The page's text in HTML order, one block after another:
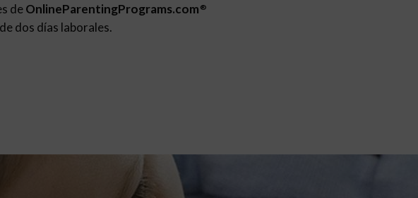
deOnlineParentingPrograms.com ®
dos días laborales.